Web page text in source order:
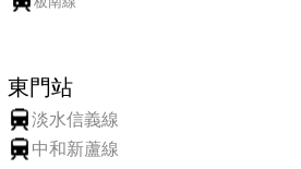
東門站
淡水信義線
中和新蘆線